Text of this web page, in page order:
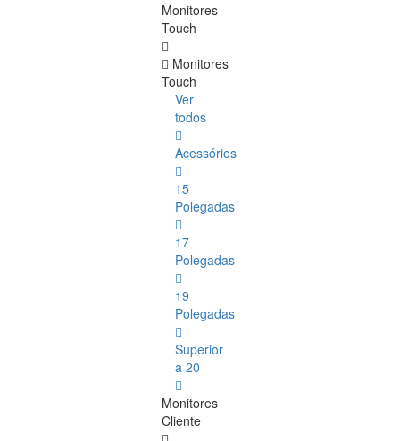
Monitores
Touch
Monitores
Touch
Ver
todos
Acessórios
15
Polegadas
17
Polegadas
19
Polegadas
Superior
a 20
Monitores
Cliente